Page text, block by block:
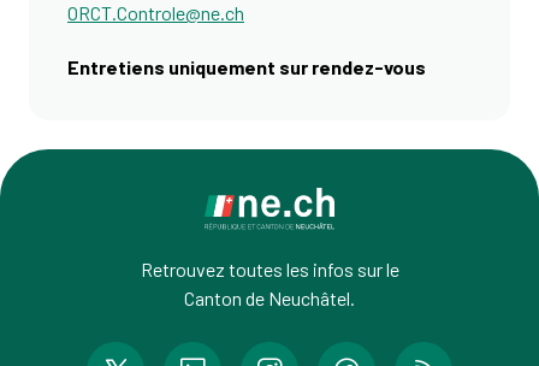
ORCT.Controle@ne.ch
Entretiens uniquement sur rendez-vous
Retrouvez toutes les infos sur le
Canton de Neuchâtel.